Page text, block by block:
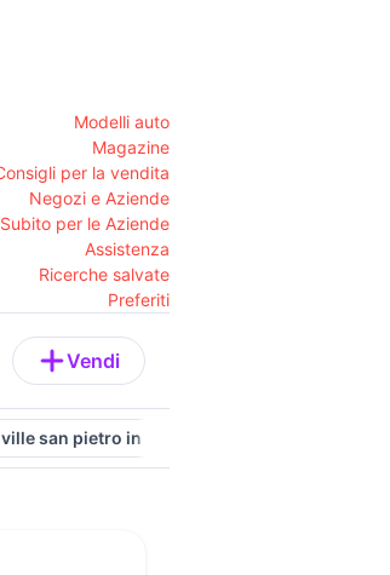
Modelli auto
Magazine
per la vendita
Negozi e Aziende
Subito per le Aziende
Assistenza
Ricerche salvate
Preferiti
Vendi
san pietro in bevagna Puglia